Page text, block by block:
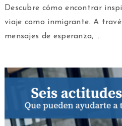
Descubre cómo encontrar
viaje como inmigrante. A
mensajes de esperanza, …